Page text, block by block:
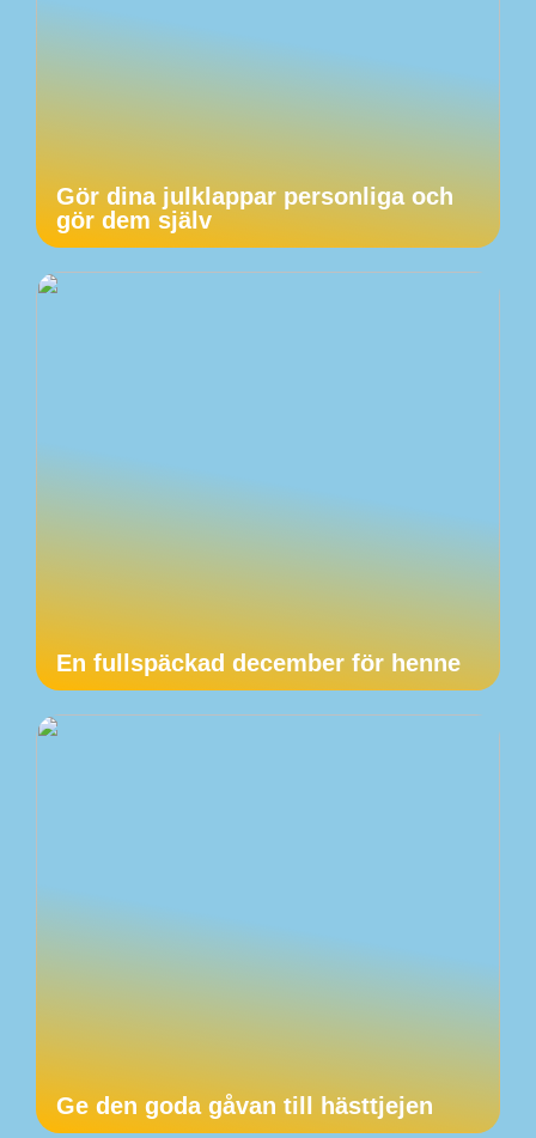
Gör dina julklappar personliga och
gör dem själv
En fullspäckad december för henne
Ge den goda gåvan till hästtjejen